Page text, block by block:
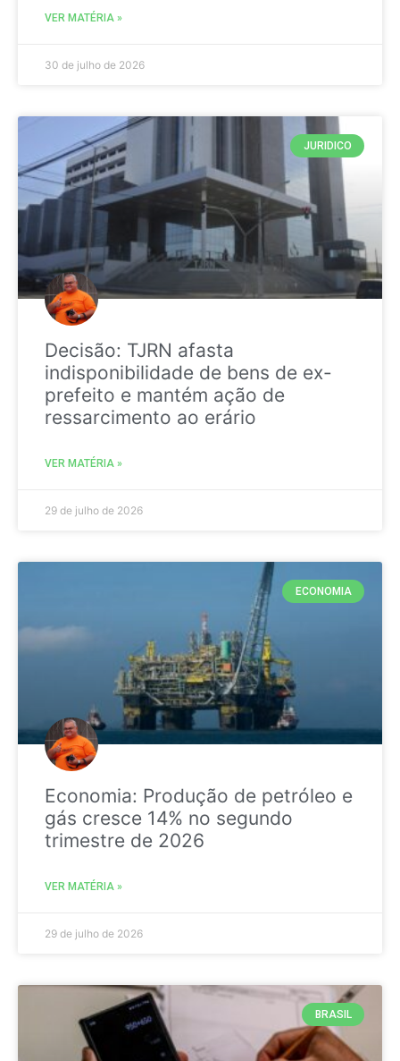
VER MATÉRIA »
30 de julho de 2026
JURIDICO
Decisão: TJRN afasta
indisponibilidade de bens de ex-
prefeito e mantém ação de
ressarcimento ao erário
VER MATÉRIA »
29 de julho de 2026
ECONOMIA
Economia: Produção de petróleo e
gás cresce 14% no segundo
trimestre de 2026
VER MATÉRIA »
29 de julho de 2026
BRASIL